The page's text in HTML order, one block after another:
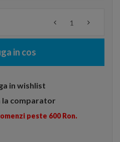
in cos
in wishlist
la comparator
peste 600 Ron.